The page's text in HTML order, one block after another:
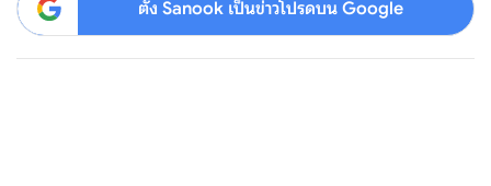
ตั้ง Sanook เป็นข่าวโปรดบน Google